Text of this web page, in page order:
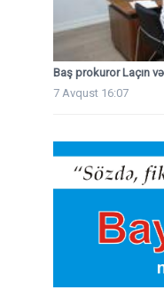
Baş prokuror Laçın
7 Avqust 16:07